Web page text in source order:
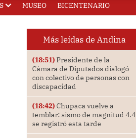
MUSEO BICENTENARIO
Más leídas de Andina
(18:51)Presidente de la
Cámara de Diputados dialogó
con colectivo de personas con
discapacidad
(18:42)Chupaca vuelve a
temblar: sismo de magnitud 4.4
se registró esta tarde